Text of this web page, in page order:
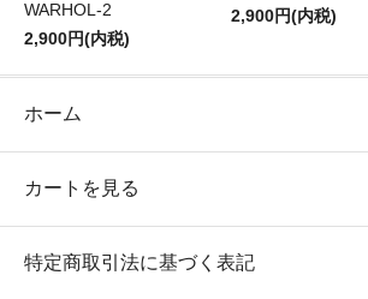
WARHOL-2
2,900円(内税)
2,900円(内税)
ホーム
カートを見る
特定商取引法に基づく表記